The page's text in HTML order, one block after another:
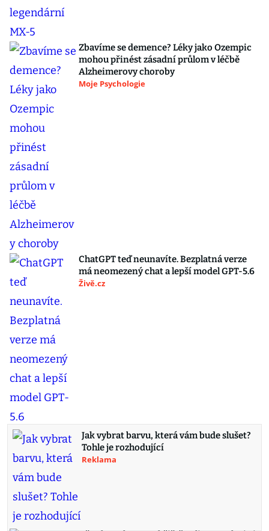
Zbavíme se demence? Léky jako Ozempic
mohou přinést zásadní průlom v léčbě
Alzheimerovy choroby
Moje Psychologie
ChatGPT teď neunavíte. Bezplatná verze
má neomezený chat a lepší model GPT-5.6
Živě.cz
Jak vybrat barvu, která vám bude slušet?
Tohle je rozhodující
Reklama